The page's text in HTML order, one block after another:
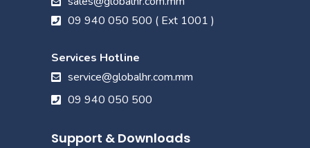
09 940 050 500 ( Ext 1001 )
Services Hotline
service@globalhr.com.mm
09 940 050 500
Support & Downloads